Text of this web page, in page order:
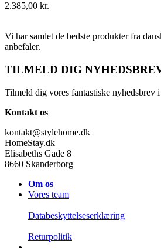
2.385,00 kr.
Vi har samlet de bedste produkter fra
anbefaler.
TILMELD DIG
Tilmeld dig vores fantastiske nyhedsbrev i
Kontakt os
kontakt@stylehome.dk
HomeStay.dk
Elisabeths Gade 8
8660 Skanderborg
Om os
Vores team
Databeskyttelseserklæring
Returpolitik